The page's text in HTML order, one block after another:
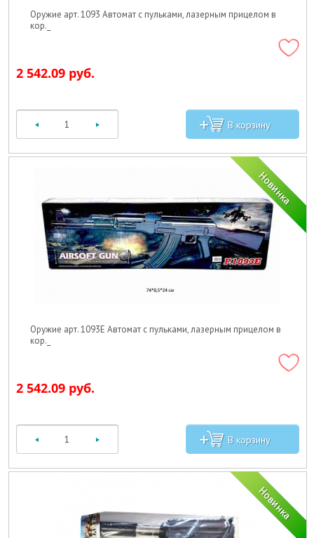
Оружие арт. 1093 Автомат с пульками, лазерным прицелом в
кор._
2 542.09 руб.
Оружие арт. 1093E Автомат с пульками, лазерным прицелом в
кор._
2 542.09 руб.